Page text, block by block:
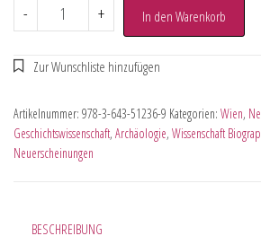
- + In den Warenkorb
Artikelnummer: 978-3-643-51236-9 Kategorien: Wien,
Geschichtswissenschaft, Archäologie, Wissenschaft
Neuerscheinungen
BESCHREIBUNG